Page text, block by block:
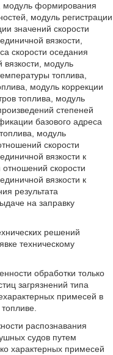
модуль формирования
модуль регистрации
значений скорости
вязкости,
скорости оседания
вязкости, модуль
топлива,
модуль коррекции
топлива, модуль
степеней
базового адреса
модуль
скорости
вязкости к
отношений скорости
вязкости к
результата
на заправку
решений
техническому
обработки только
загрязнений типа
примесей в
распознавания
судов путем
характерных примесей